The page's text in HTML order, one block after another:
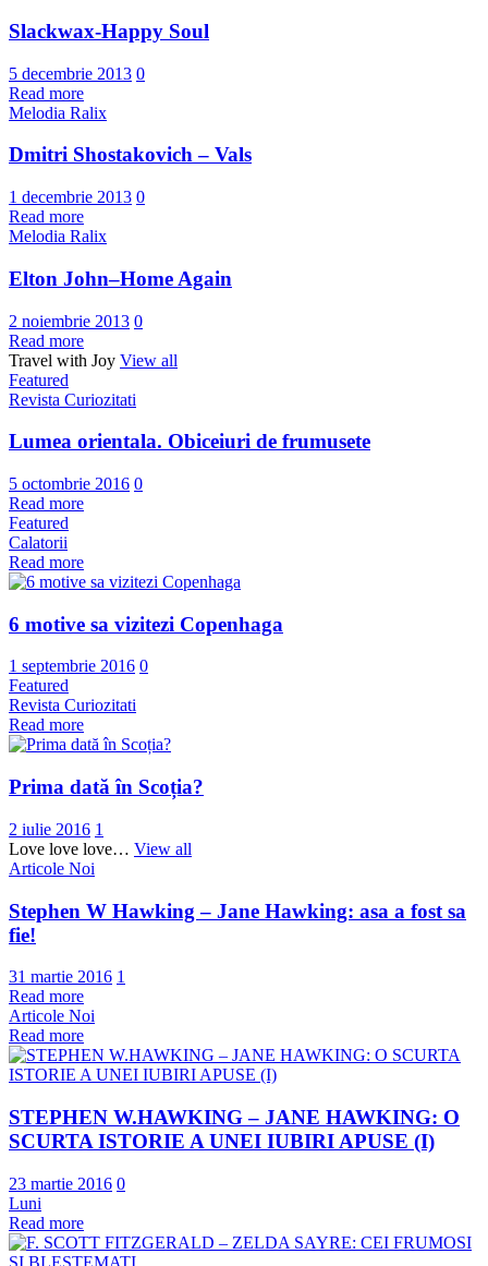
Slackwax-Happy Soul
5 decembrie 2013 0
Read more
Melodia Ralix
Dmitri Shostakovich – Vals
1 decembrie 2013 0
Read more
Melodia Ralix
Elton John–Home Again
2 noiembrie 2013 0
Read more
Travel with Joy View all
Featured
Revista Curiozitati
Lumea orientala. Obiceiuri de frumusete
5 octombrie 2016 0
Read more
Featured
Calatorii
Read more
6 motive sa vizitezi Copenhaga
1 septembrie 2016 0
Featured
Revista Curiozitati
Read more
Prima dată în Scoția?
2 iulie 2016 1
Love love love… View all
Articole Noi
Stephen W Hawking – Jane Hawking: asa a fost sa
fie!
31 martie 2016 1
Read more
Articole Noi
Read more
STEPHEN W.HAWKING – JANE HAWKING: O
SCURTA ISTORIE A UNEI IUBIRI APUSE (I)
23 martie 2016 0
Luni
Read more